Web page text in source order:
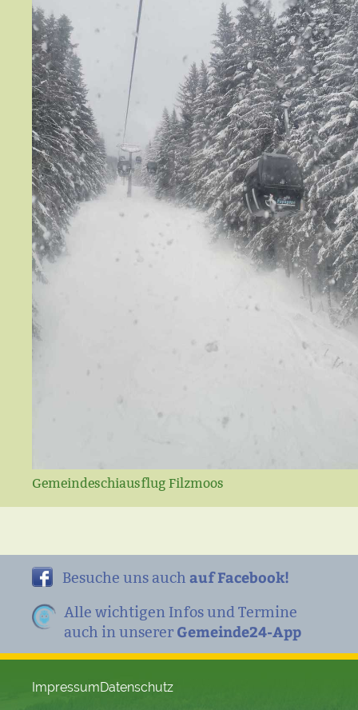
Gemeindeschiausflug Filzmoos
Besuche uns auch auf Facebook!
Alle wichtigen Infos und Termine
auch in unserer Gemeinde24-App
ImpressumDatenschutz